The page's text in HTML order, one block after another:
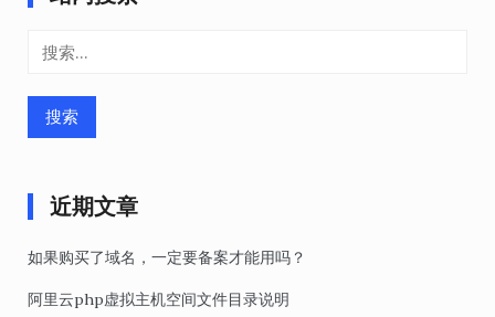
近期文章
如果购买了域名，一定要备案才能用吗？
阿里云php虚拟主机空间文件目录说明